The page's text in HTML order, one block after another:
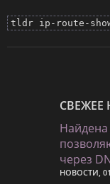
tldr ip-route-
СВЕЖЕЕ
Найдена
через
НОВОСТИ,